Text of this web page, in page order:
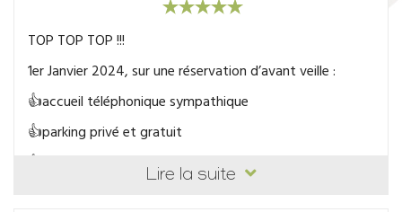
TOP TOP TOP !!!
1er Janvier 2024, sur une réservation d’avant veille :
👍accueil téléphonique sympathique
👍parking privé et gratuit
👍ambiance campagnarde raffinée
Lire la suite